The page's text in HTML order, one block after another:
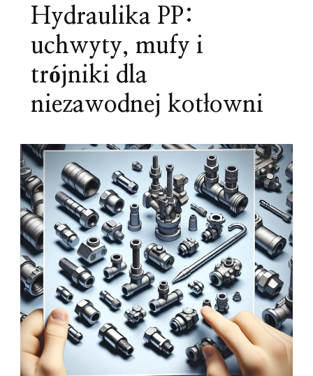
Hydraulika PP:
uchwyty, mufy i
trójniki dla
niezawodnej kotłowni